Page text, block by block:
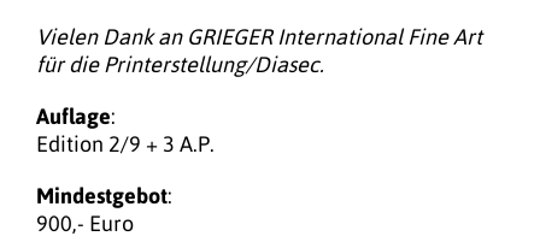
Vielen Dank an GRIEGER International Fine Art
für die Printerstellung/Diasec.
Auflage:
Edition 2/9 + 3 A.P.
Mindestgebot:
900,- Euro